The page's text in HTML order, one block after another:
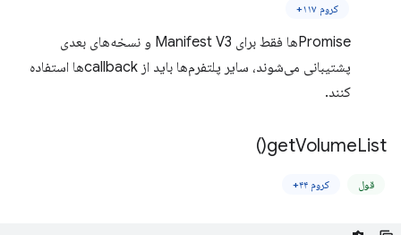
کروم ۱۱۷+
Promiseها فقط برای Manifest V3 و نسخه‌های بعدی
پشتیبانی می‌شوند، سایر پلتفرم‌ها باید از callbackها استفاده
کنند.
getVolumeList(
)
قول کروم ۴۴+